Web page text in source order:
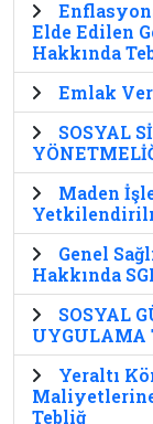
Elde Edilen
Hakkında
Emlak
SOSYAL
Maden
Genel
Hakkında
SOSYAL
UYGULAMA
Yeraltı
Tebliğ